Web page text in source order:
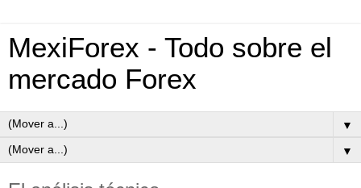
MexiForex - Todo sobre el
mercado Forex
▼
▼